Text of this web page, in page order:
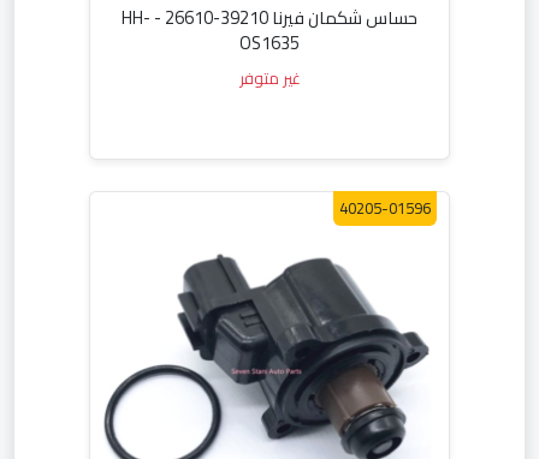
حساس شكمان فيرنا 39210-26610 - HH-
OS1635
غير متوفر
40205-01596